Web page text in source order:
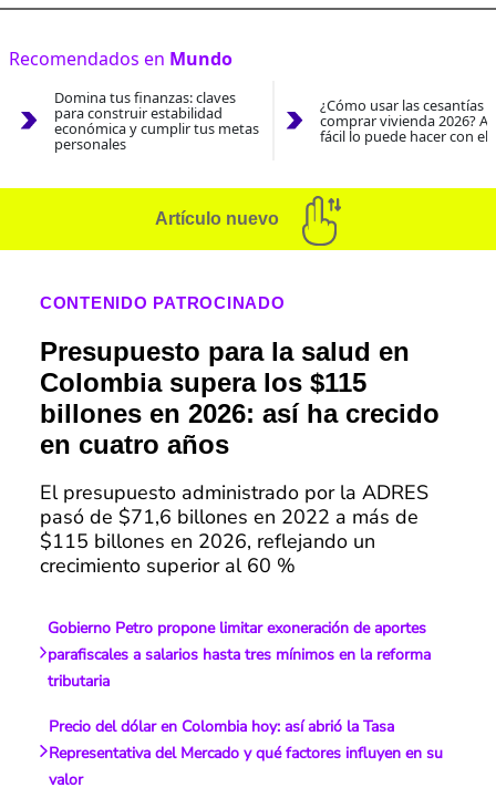
Recomendados en Mundo
Domina tus finanzas: claves
para construir estabilidad
económica y cumplir tus metas
personales
¿Cómo usar las cesantías
comprar vivienda 2026?
fácil lo puede hacer con el
Artículo nuevo
CONTENIDO PATROCINADO
Presupuesto para la salud en
Colombia supera los $115
billones en 2026: así ha crecido
en cuatro años
El presupuesto administrado por la ADRES
pasó de $71,6 billones en 2022 a más de
$115 billones en 2026, reflejando un
crecimiento superior al 60 %
Gobierno Petro propone limitar exoneración de aportes
parafiscales a salarios hasta tres mínimos en la reforma
tributaria
Precio del dólar en Colombia hoy: así abrió la Tasa
Representativa del Mercado y qué factores influyen en su
valor